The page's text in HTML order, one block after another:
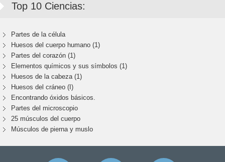
Top 10 Ciencias:
Partes de la célula
Huesos del cuerpo humano (1)
Partes del corazón (1)
Elementos químicos y sus símbolos (1)
Huesos de la cabeza (1)
Huesos del cráneo (I)
Encontrando óxidos básicos.
Partes del microscopio
25 músculos del cuerpo
Músculos de pierna y muslo